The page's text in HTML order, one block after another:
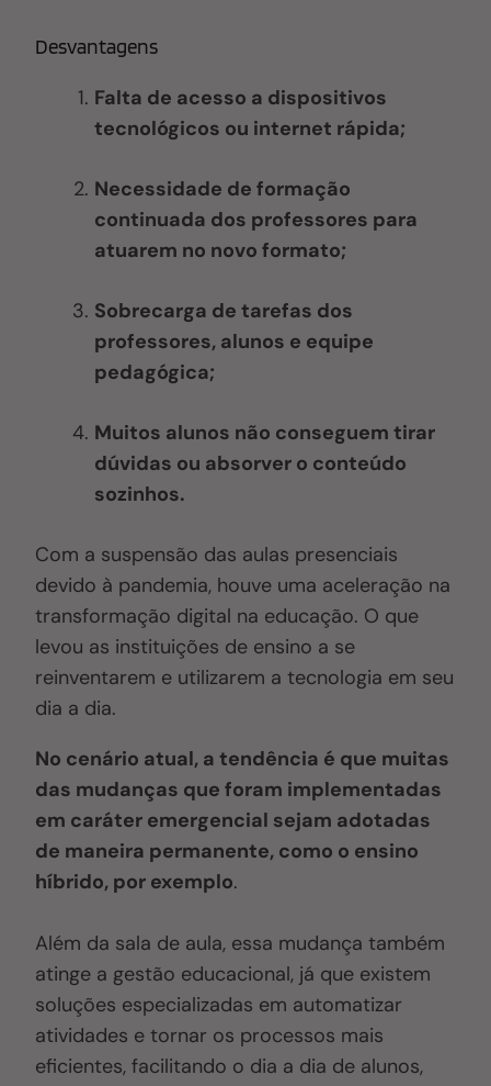
Desvantagens
Falta de acesso a dispositivos
tecnológicos ou internet rápida;
Necessidade de formação
continuada dos professores para
atuarem no novo formato;
Sobrecarga de tarefas dos
professores, alunos e equipe
pedagógica;
Muitos alunos não conseguem tirar
dúvidas ou absorver o conteúdo
sozinhos.
Com a suspensão das aulas presenciais
devido à pandemia, houve uma aceleração na
transformação digital na educação. O que
levou as instituições de ensino a se
reinventarem e utilizarem a tecnologia em seu
dia a dia.
No cenário atual, a tendência é que muitas
das mudanças que foram implementadas
em caráter emergencial sejam adotadas
de maneira permanente, como o ensino
híbrido, por exemplo.
Além da sala de aula, essa mudança também
atinge a gestão educacional, já que existem
soluções especializadas em automatizar
atividades e tornar os processos mais
eficientes, facilitando o dia a dia de alunos,